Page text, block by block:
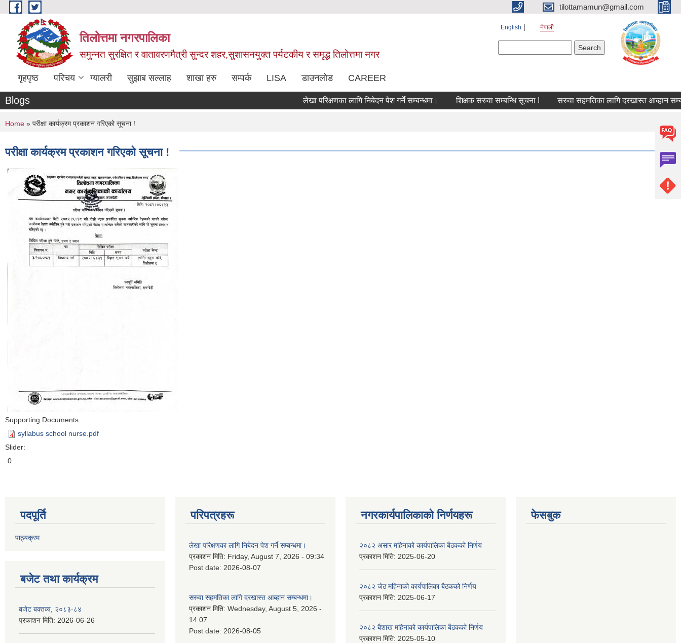
Skip to main content tilottamamun@gmail.com
तिलोत्तमा नगरपालिका
समुन्नत सुरक्षित र वातावरणमैत्री सुन्दर शहर,सुशासनयुक्त पर्यटकीय र समृद्ध तिलाेत्तमा नगर
English नेपाली
गृहपृष्ठ परिचय ग्यालरी सुझाब सल्लाह शाखा हरु सम्पर्क LISA डाउनलोड CAREER
Blogs लेखा परिक्षणका लागि निबेदन पेश गर्ने सम्बन्धमा। शिक्षक सरुवा सम्बन्धि सूचना ! सरुवा सहमतिका लागि दरखास्त आब्हान
You are here
Home » परीक्षा कार्यक्रम प्रकाशन गरिएको सूचना !
परीक्षा कार्यक्रम प्रकाशन गरिएको सूचना !
Supporting Documents:
syllabus school nurse.pdf
Slider:
0
पदपूर्ति
पाठ्यक्रम
बजेट तथा कार्यक्रम
बजेट बक्तव्य, २०८३-८४
प्रकाशन मिति: 2026-06-26
परिपत्रहरू
लेखा परिक्षणका लागि निबेदन पेश गर्ने सम्बन्धमा।
प्रकाशन मिति: Friday, August 7, 2026 - 09:34
Post date: 2026-08-07
सरुवा सहमतिका लागि दरखास्त आब्हान सम्बन्धमा।
प्रकाशन मिति: Wednesday, August 5, 2026 -
14:07
Post date: 2026-08-05
नगरकार्यपालिकाकाे निर्णयहरू
२०८२ असार महिनाको कार्यपालिका बैठकको निर्णय
प्रकाशन मिति: 2025-06-20
२०८२ जेठ महिनाको कार्यपालिका बैठकको निर्णय
प्रकाशन मिति: 2025-06-17
२०८२ बैशाख महिनाको कार्यपालिका बैठकको निर्णय
प्रकाशन मिति: 2025-05-10
फेसबुक